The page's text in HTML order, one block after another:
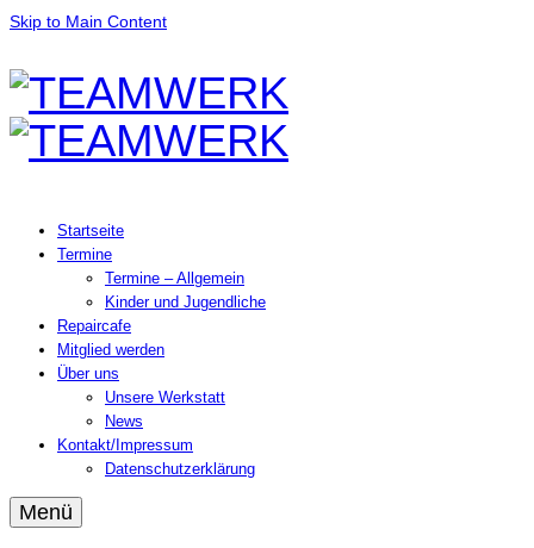
Skip to Main Content
Startseite
Termine
Termine – Allgemein
Kinder und Jugendliche
Repaircafe
Mitglied werden
Über uns
Unsere Werkstatt
News
Kontakt/Impressum
Datenschutzerklärung
Menü